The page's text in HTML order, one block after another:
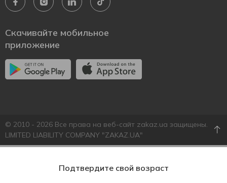
Скачивайте мобильное
приложение
© 2010 - 2026 Все права на веб-сайт zakaz.ua защищены.
LIMITED LIABILITY COMPANY "ZAKAZ.UA"
Подтвердите свой возраст